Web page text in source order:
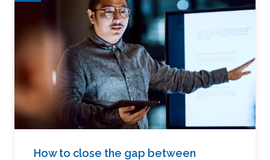
How to close the gap between